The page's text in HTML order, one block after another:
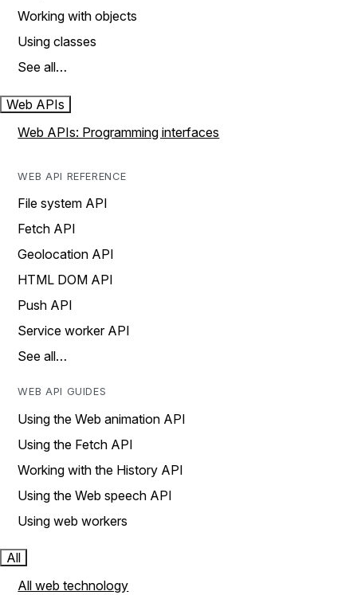
Working with objects
Using classes
See all…
Web APIs
Web APIs: Programming interfaces
WEB API REFERENCE
File system API
Fetch API
Geolocation API
HTML DOM API
Push API
Service worker API
See all…
WEB API GUIDES
Using the Web animation API
Using the Fetch API
Working with the History API
Using the Web speech API
Using web workers
All
All web technology